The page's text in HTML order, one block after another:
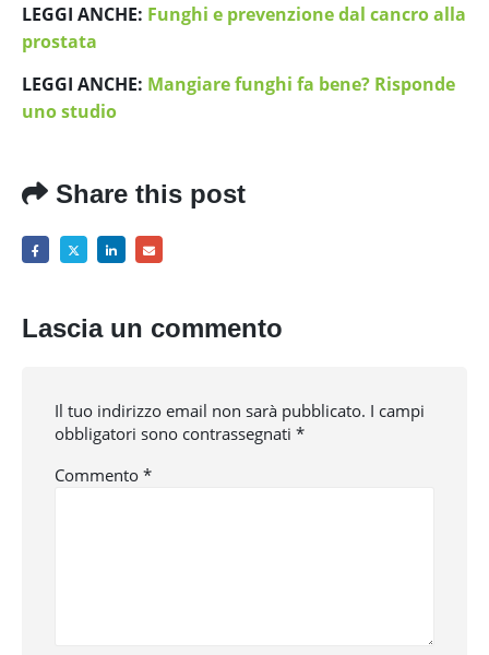
LEGGI ANCHE: Funghi e prevenzione dal cancro alla
prostata
LEGGI ANCHE: Mangiare funghi fa bene? Risponde
uno studio
Share this post
Lascia un commento
Il tuo indirizzo email non sarà pubblicato. I campi
obbligatori sono contrassegnati *
Commento *